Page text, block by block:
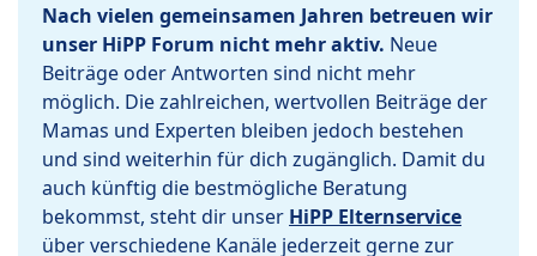
Nach vielen gemeinsamen Jahren betreuen wir
unser HiPP Forum nicht mehr aktiv. Neue
Beiträge oder Antworten sind nicht mehr
möglich. Die zahlreichen, wertvollen Beiträge der
Mamas und Experten bleiben jedoch bestehen
und sind weiterhin für dich zugänglich. Damit du
auch künftig die bestmögliche Beratung
bekommst, steht dir unser HiPP Elternservice
über verschiedene Kanäle jederzeit gerne zur